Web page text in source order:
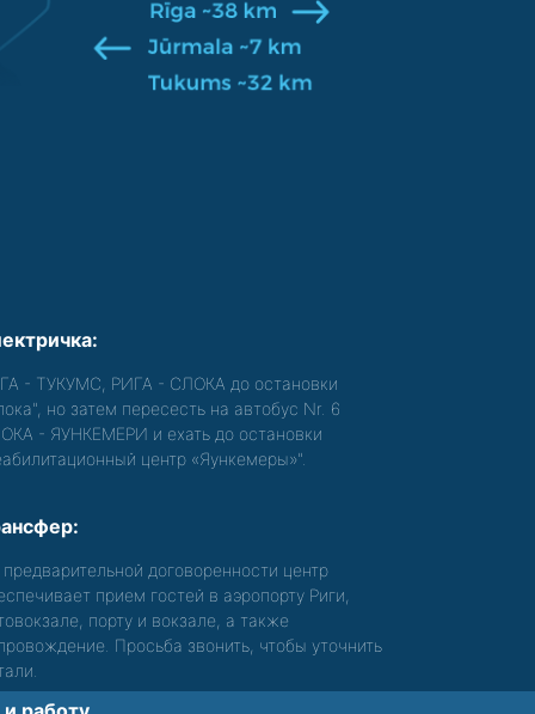
- ТУКУМС, РИГА - СЛОКА до остановки
но затем пересесть на автобус Nr. 6
- ЯУНКЕМЕРИ и ехать до остановки
центр «Яункемеры»".
договоренности центр
прием гостей в аэропорту Риги,
порту и вокзале, а также
Просьба звонить, чтобы уточнить